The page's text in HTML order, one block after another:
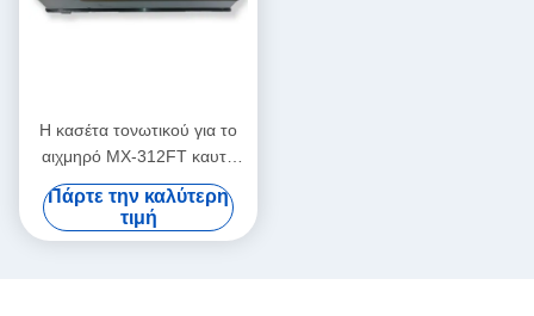
Η κασέτα τονωτικού για το
αιχμηρό MX-312FT καυτό
πωλώντας συμβατό
σύστημα τονωτικού
Manufacturer&Laser
Πάρτε την καλύτερη
τιμή